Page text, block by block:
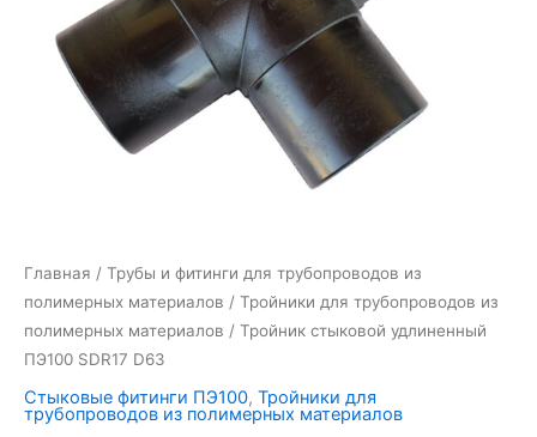
Главная / Трубы и фитинги для трубопроводов из
полимерных материалов / Тройники для трубопроводов из
полимерных материалов / Тройник стыковой удлиненный
ПЭ100 SDR17 D63
Стыковые фитинги ПЭ100, Тройники для
трубопроводов из полимерных материалов